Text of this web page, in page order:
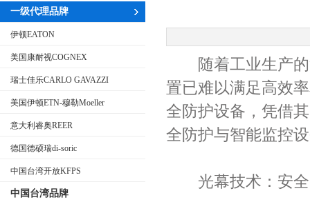
一级代理品牌
伊顿EATON
美国康耐视COGNEX
瑞士佳乐CARLO GAVAZZI
美国伊顿ETN-穆勒Moeller
意大利睿奥REER
德国德硕瑞di-soric
中国台湾开放KFPS
中国台湾品牌
随着工业生产的
置已难以满足高效
全防护设备，凭借
全防护与智能监控
光幕技术：安全